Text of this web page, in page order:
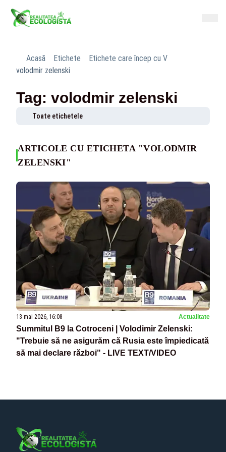
Acasă Etichete
Etichete care încep cu V
volodmir zelenski
Tag: volodmir zelenski
Toate etichetele
ARTICOLE CU ETICHETA "VOLODMIR
ZELENSKI"
13 mai 2026, 16:08 Actualitate
Summitul B9 la Cotroceni | Volodimir Zelenski:
"Trebuie să ne asigurăm că Rusia este împiedicată
să mai declare război" - LIVE TEXT/VIDEO